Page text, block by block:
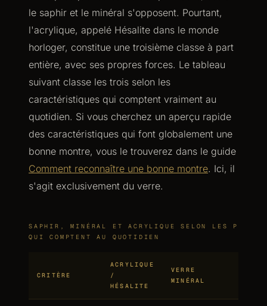
le saphir et le minéral s'opposent. Pourtant,
l'acrylique, appelé Hésalite dans le monde
horloger, constitue une troisième classe à part
entière, avec ses propres forces. Le tableau
suivant classe les trois selon les
caractéristiques qui comptent vraiment au
quotidien. Si vous cherchez un aperçu rapide
des caractéristiques qui font globalement une
bonne montre, vous le trouverez dans le guide
Comment reconnaître une bonne montre. Ici, il
s'agit exclusivement du verre.
SAPHIR, MINÉRAL ET ACRYLIQUE SELON LES
QUI COMPTENT AU QUOTIDIEN
CRITÈRE
ACRYLIQUE
/
HÉSALITE
VERRE
MINÉRAL